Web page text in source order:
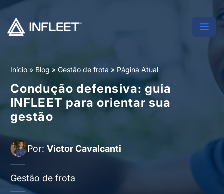
Início » Blog » Gestão de frota » Página Atual
Condução defensiva: guia
INFLEET para orientar sua
gestão
Por: Victor Cavalcanti
Gestão de frota